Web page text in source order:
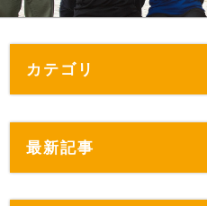
カテゴリ
最新記事